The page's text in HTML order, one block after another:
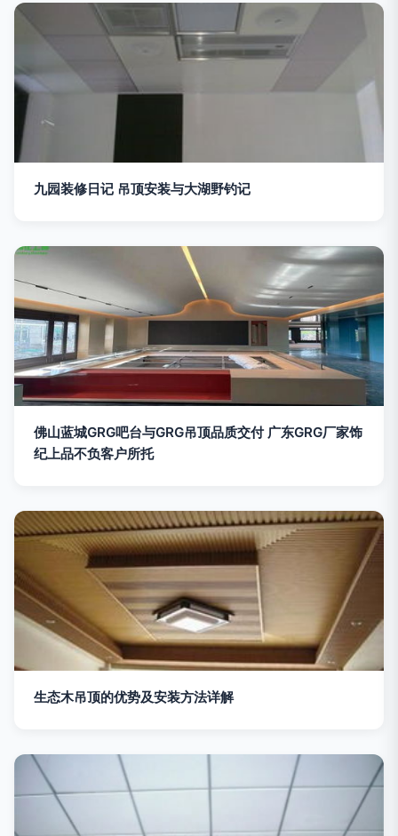
九园装修日记 吊顶安装与大湖野钓记
佛山蓝城GRG吧台与GRG吊顶品质交付 广东GRG厂家饰
纪上品不负客户所托
生态木吊顶的优势及安装方法详解